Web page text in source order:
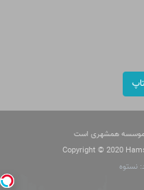
موسسه همشهری است
Copyright © 2020
نستوه